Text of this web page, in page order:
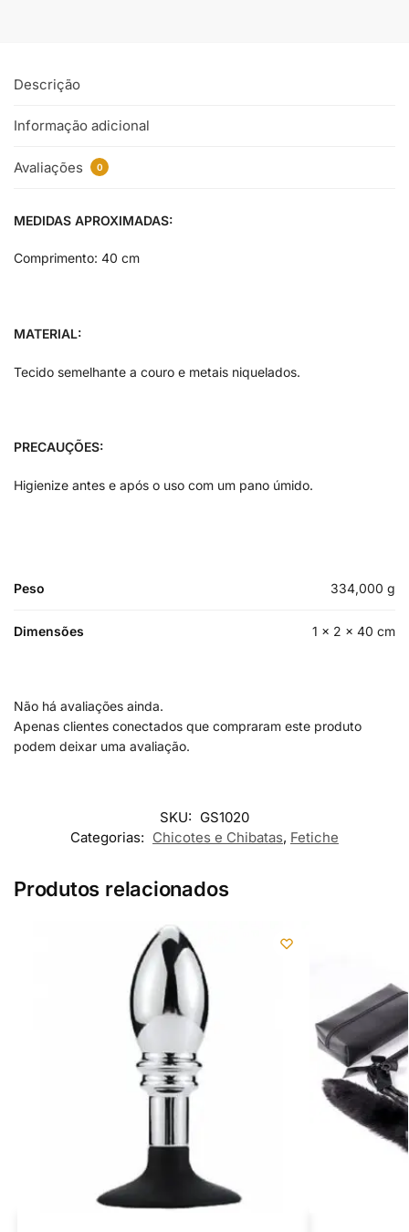
Descrição
Informação adicional
Avaliações 0
MEDIDAS APROXIMADAS:
Comprimento: 40 cm
MATERIAL:
Tecido semelhante a couro e metais niquelados.
PRECAUÇÕES:
Higienize antes e após o uso com um pano úmido.
Peso 334,000 g
Dimensões 1 × 2 × 40 cm
Não há avaliações ainda.
Apenas clientes conectados que compraram este produto
podem deixar uma avaliação.
SKU: GS1020
Categorias: Chicotes e Chibatas, Fetiche
Produtos relacionados